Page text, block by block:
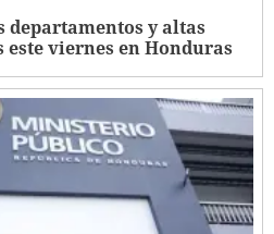
departamentos y altas
viernes en Honduras